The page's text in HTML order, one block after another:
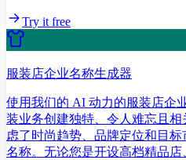
Try it free
服装店企业名称生成器
使用我们的 AI 动力的服装店企
装业务创建独特、令人难忘且
虑了时尚趋势、品牌定位和目
名称。无论您是开设高档精品